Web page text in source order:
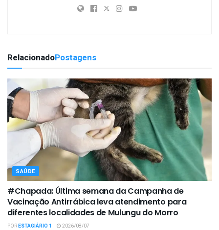
RelacionadoPostagens
SAÚDE
#Chapada: Última semana da Campanha de
Vacinação Antirrábica leva atendimento para
diferentes localidades de Mulungu do Morro
PORESTAGIÁRIO 1 2026/08/07